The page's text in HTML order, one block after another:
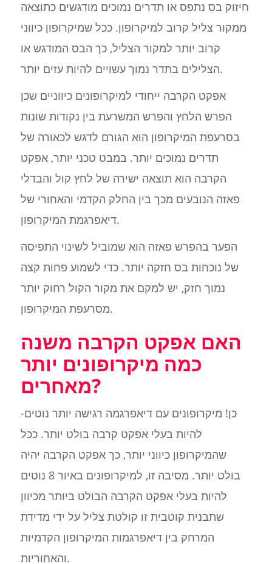
חיזוק בס נתפס או תדרים נמוכים מודגשים כתוצאה
ממקור צליל קרוב למיקרופון. ככל שמיקרופון כיווני
קרוב יותר למקור הצליל, כך הבס המודגש או
הצלילים בתדר נמוך עשויים להיות עזים יותר.
אפקט הקרבה ייחודי למיקרופונים כיווניים שכן
הפרש הלחץ והפרש המשרעת בין נקודות שונות
בסרעפת המיקרופון הוא הגורם לדגש לכאורה של
תדרים נמוכים יותר. במבט טכני יותר, אפקט
הקרבה הוא תוצאה ישירה של לחץ קול והבדלי
פאזה הנובעים מכך בין החלק הקדמי והאחורי של
דיאפרגמת המיקרופון.
הפער בהפרש פאזה הוא שמוביל לשינוי התפיסה
של נוכחות בס חזקה יותר. כדי לשמוע פחות קצה
נמוך חזק, יש למקם את מקור הקול רחוק יותר
מסרעפת המיקרופון.
האם אפקט הקרבה משנה
כמה מיקרופונים יותר
מאחרים?
-כן! מיקרופונים עם דיאפרגמה רגישה יותר נוטים
להיות בעלי אפקט קרבה בולט יותר. ככל
שהמיקרופון כיווני יותר, כך אפקט הקרבה יהיה
בולט יותר. מסיבה זו, למיקרופונים באיור 8 נוטים
להיות בעלי אפקט הקרבה הבולט ביותר מכיוון
שתבנית קוטבית זו קולטת צליל על ידי מדידת
המרחק בין דיאפרגמות המיקרופון הקדמיות
והאחוריות.